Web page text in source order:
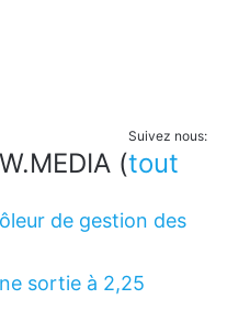
Suivez nous:
(tout
de gestion des
sortie à 2,25